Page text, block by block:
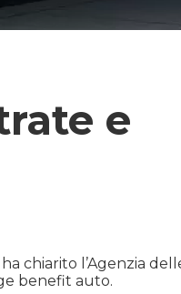
e
chiarito l’Agenzia
benefit auto.